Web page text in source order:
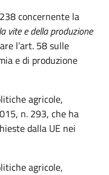
concernente la
vite e della produzione
l’art. 58 sulle
e di produzione
agricole,
n. 293, che ha
dalla UE nei
agricole,